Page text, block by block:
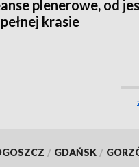
plenerowe, od
krasie
/ GDAŃSK /